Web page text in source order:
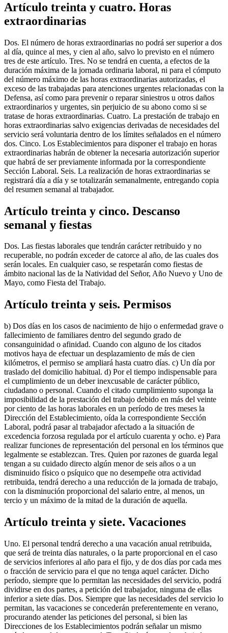
Artículo treinta y cuatro. Horas
extraordinarias
Dos. El número de horas extraordinarias no podrá ser superior a dos
al día, quince al mes, y cien al año, salvo lo previsto en el número
tres de este artículo. Tres. No se tendrá en cuenta, a efectos de la
duración máxima de la jornada ordinaria laboral, ni para el cómputo
del número máximo de las horas extraordinarias autorizadas, el
exceso de las trabajadas para atenciones urgentes relacionadas con la
Defensa, así como para prevenir o reparar siniestros u otros daños
extraordinarios y urgentes, sin perjuicio de su abono como si se
tratase de horas extraordinarias. Cuatro. La prestación de trabajo en
horas extraordinarias salvo exigencias derivadas de necesidades del
servicio será voluntaria dentro de los límites señalados en el número
dos. Cinco. Los Establecimientos para disponer el trabajo en horas
extraordinarias habrán de obtener la necesaria autorización superior
que habrá de ser previamente informada por la correspondiente
Sección Laboral. Seis. La realización de horas extraordinarias se
registrará día a día y se totalizarán semanalmente, entregando copia
del resumen semanal al trabajador.
Artículo treinta y cinco. Descanso
semanal y fiestas
Dos. Las fiestas laborales que tendrán carácter retribuido y no
recuperable, no podrán exceder de catorce al año, de las cuales dos
serán locales. En cualquier caso, se respetarán como fiestas de
ámbito nacional las de la Natividad del Señor, Año Nuevo y Uno de
Mayo, como Fiesta del Trabajo.
Artículo treinta y seis. Permisos
b) Dos días en los casos de nacimiento de hijo o enfermedad grave o
fallecimiento de familiares dentro del segundo grado de
consanguinidad o afinidad. Cuando con alguno de los citados
motivos haya de efectuar un desplazamiento de más de cien
kilómetros, el permiso se ampliará hasta cuatro días. c) Un día por
traslado del domicilio habitual. d) Por el tiempo indispensable para
el cumplimiento de un deber inexcusable de carácter público,
ciudadano o personal. Cuando el citado cumplimiento suponga la
imposibilidad de la prestación del trabajo debido en más del veinte
por ciento de las horas laborales en un período de tres meses la
Dirección del Establecimiento, oída la correspondiente Sección
Laboral, podrá pasar al trabajador afectado a la situación de
excedencia forzosa regulada por el artículo cuarenta y ocho. e) Para
realizar funciones de representación del personal en los términos que
legalmente se establezcan. Tres. Quien por razones de guarda legal
tengan a su cuidado directo algún menor de seis años o a un
disminuido físico o psíquico que no desempeñe otra actividad
retribuida, tendrá derecho a una reducción de la jornada de trabajo,
con la disminución proporcional del salario entre, al menos, un
tercio y un máximo de la mitad de la duración de aquella.
Artículo treinta y siete. Vacaciones
Uno. El personal tendrá derecho a una vacación anual retribuida,
que será de treinta días naturales, o la parte proporcional en el caso
de servicios inferiores al año para el fijo, y de dos días por cada mes
o fracción de servicio para el que no tenga aquel carácter. Dicho
período, siempre que lo permitan las necesidades del servicio, podrá
dividirse en dos partes, a petición del trabajador, ninguna de ellas
inferior a siete días. Dos. Siempre que las necesidades del servicio lo
permitan, las vacaciones se concederán preferentemente en verano,
procurando atender las peticiones del personal, si bien las
Direcciones de los Establecimientos podrán señalar un mismo